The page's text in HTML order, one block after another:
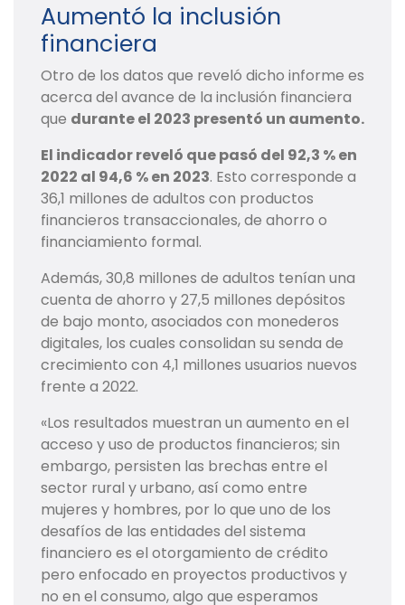
Aumentó la inclusión
financiera
Otro de los datos que reveló dicho informe es
acerca del avance de la inclusión financiera
que durante el 2023 presentó un aumento.
El indicador reveló que pasó del 92,3 % en
2022 al 94,6 % en 2023. Esto corresponde a
36,1 millones de adultos con productos
financieros transaccionales, de ahorro o
financiamiento formal.
Además, 30,8 millones de adultos tenían una
cuenta de ahorro y 27,5 millones depósitos
de bajo monto, asociados con monederos
digitales, los cuales consolidan su senda de
crecimiento con 4,1 millones usuarios nuevos
frente a 2022.
«Los resultados muestran un aumento en el
acceso y uso de productos financieros; sin
embargo, persisten las brechas entre el
sector rural y urbano, así como entre
mujeres y hombres, por lo que uno de los
desafíos de las entidades del sistema
financiero es el otorgamiento de crédito
pero enfocado en proyectos productivos y
no en el consumo, algo que esperamos